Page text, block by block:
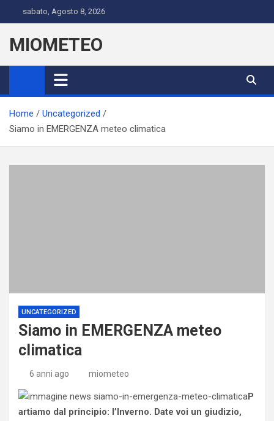
to
content
sabato, Agosto 8, 2026
MIOMETEO
Home
Uncategorized
Siamo in EMERGENZA meteo climatica
UNCATEGORIZED
Siamo in EMERGENZA meteo
climatica
6 anni ago miometeo
P
artiamo dal principio: l’Inverno. Date voi un giudizio,